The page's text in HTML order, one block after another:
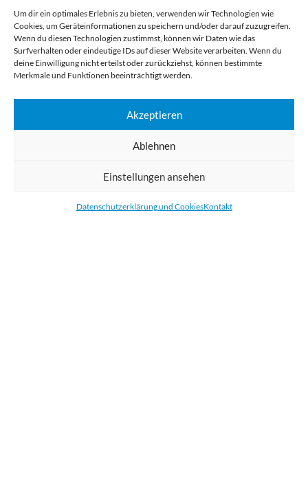
Um dir ein optimales Erlebnis zu bieten, verwenden wir Technologien wie
Cookies, um Geräteinformationen zu speichern und/oder darauf zuzugreifen.
Wenn du diesen Technologien zustimmst, können wir Daten wie das
Surfverhalten oder eindeutige IDs auf dieser Website verarbeiten. Wenn du
deine Einwilligung nicht erteilst oder zurückziehst, können bestimmte
Merkmale und Funktionen beeinträchtigt werden.
Akzeptieren
Ablehnen
Einstellungen ansehen
Datenschutzerklärung und CookiesKontakt
Digital Großformatdruck
Bestellen Sie gedruckte Werbemittel online für Ihr Unternehmen. Wir
und Aufkleber. Wir liefern unsere Druckprodukte Deutschland,